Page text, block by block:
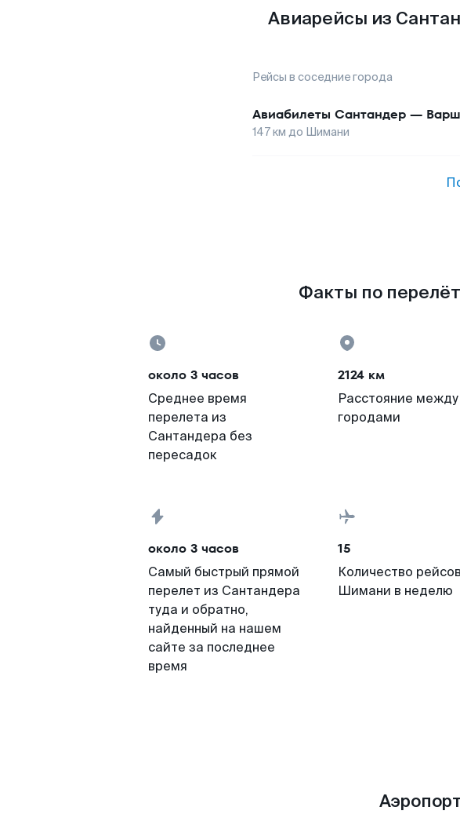
Авиарейсы из
Рейсы в соседние города
Авиабилеты Сантандер —
147км до Шимани
Факты по
около 3 часов
Среднее время
перелета из
Сантандера без
пересадок
2124 км
Расстояние между
городами
около 3 часов
Самый быстрый прямой
перелет из Сантандера
туда и обратно,
найденный на нашем
сайте за последнее
время
15
Количество
Шимани в неделю